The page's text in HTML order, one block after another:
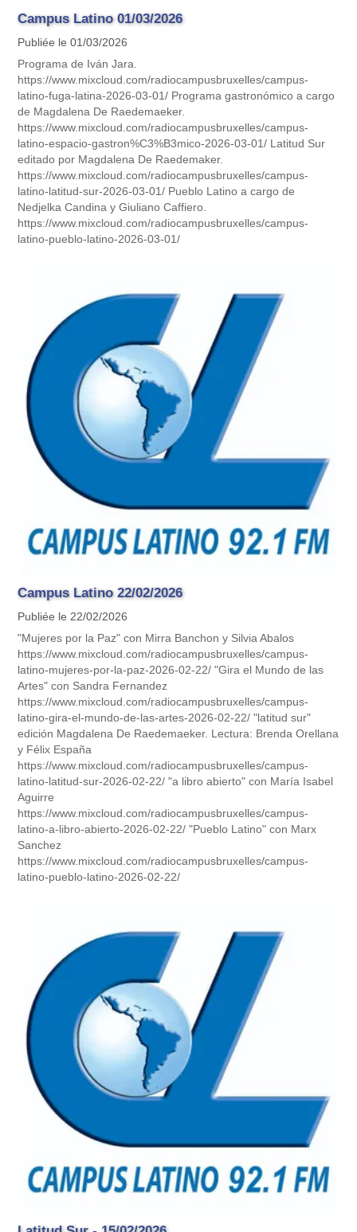
Campus Latino 01/03/2026
Publiée le 01/03/2026
Programa de Iván Jara.
https://www.mixcloud.com/radiocampusbruxelles/campus-
latino-fuga-latina-2026-03-01/ Programa gastronómico a cargo
de Magdalena De Raedemaeker.
https://www.mixcloud.com/radiocampusbruxelles/campus-
latino-espacio-gastron%C3%B3mico-2026-03-01/ Latitud Sur
editado por Magdalena De Raedemaker.
https://www.mixcloud.com/radiocampusbruxelles/campus-
latino-latitud-sur-2026-03-01/ Pueblo Latino a cargo de
Nedjelka Candina y Giuliano Caffiero.
https://www.mixcloud.com/radiocampusbruxelles/campus-
latino-pueblo-latino-2026-03-01/
Campus Latino 22/02/2026
Publiée le 22/02/2026
"Mujeres por la Paz" con Mirra Banchon y Silvia Abalos
https://www.mixcloud.com/radiocampusbruxelles/campus-
latino-mujeres-por-la-paz-2026-02-22/ "Gira el Mundo de las
Artes" con Sandra Fernandez
https://www.mixcloud.com/radiocampusbruxelles/campus-
latino-gira-el-mundo-de-las-artes-2026-02-22/ "latitud sur"
edición Magdalena De Raedemaeker. Lectura: Brenda Orellana
y Félix España
https://www.mixcloud.com/radiocampusbruxelles/campus-
latino-latitud-sur-2026-02-22/ "a libro abierto" con María Isabel
Aguirre
https://www.mixcloud.com/radiocampusbruxelles/campus-
latino-a-libro-abierto-2026-02-22/ "Pueblo Latino" con Marx
Sanchez
https://www.mixcloud.com/radiocampusbruxelles/campus-
latino-pueblo-latino-2026-02-22/